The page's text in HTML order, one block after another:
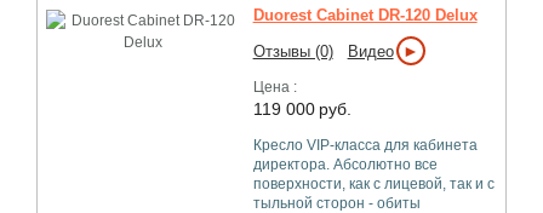
Duorest Cabinet DR-120 Delux
Отзывы (0)
Видео ►
Цена :
119 000 руб.
Кресло VIP-класса для кабинета
директора. Абсолютно все
поверхности, как с лицевой, так и с
тыльной сторон - обиты